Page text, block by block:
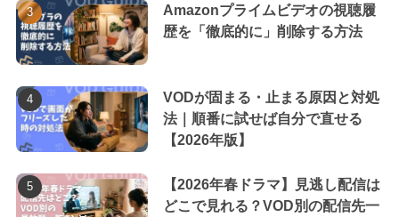
Amazonプライムビデオの視聴履
歴を「徹底的に」削除する方法
VODが固まる・止まる原因と対処
法｜順番に試せば自分で直せる
【2026年版】
【2026年春ドラマ】見逃し配信は
どこで見れる？VOD別の配信先一